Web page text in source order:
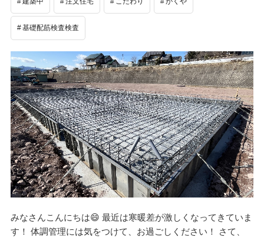
基礎配筋検査検査
みなさんこんにちは😄 最近は寒暖差が激しくなってきていま
す！ 体調管理には気をつけて、お過ごしください！ さて、